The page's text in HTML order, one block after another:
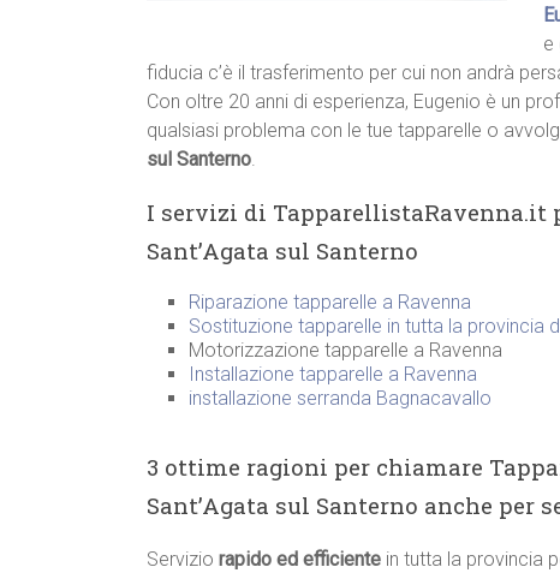
e
fiducia c’è il trasferimento per cui non andrà
Con oltre 20 anni di esperienza, Eugenio è un
qualsiasi problema con le tue tapparelle o
sul Santerno.
I servizi di TapparellistaRavenna.it
Sant’Agata sul Santerno
Riparazione tapparelle a Ravenna
Sostituzione tapparelle in tutta la provincia
Motorizzazione tapparelle a Ravenna
Installazione tapparelle a Ravenna
installazione serranda Bagnacavallo
3 ottime ragioni per chiamare
Sant’Agata sul Santerno anche per
Servizio rapido ed efficiente in tutta la provincia